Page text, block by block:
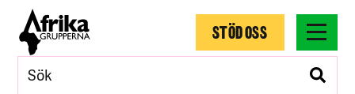
STÖD OSS